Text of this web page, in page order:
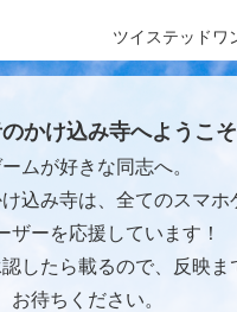
ツイステッドワ
かけ込み寺へようこそ
ムが好きな同志へ。
込み寺は、全てのスマホ
ザーを応援しています！
したら載るので、反映ま
お待ちください。